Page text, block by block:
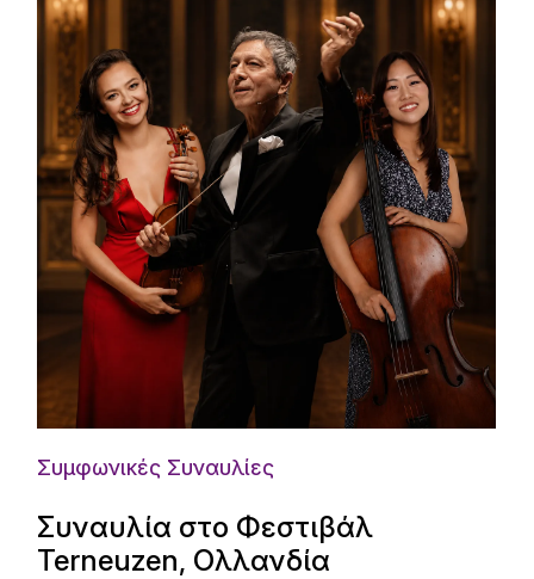
Συμφωνικές Συναυλίες
Συναυλία στο Φεστιβάλ
Terneuzen, Ολλανδία